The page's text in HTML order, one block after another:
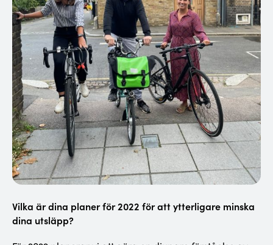
Vilka är dina planer för 2022 för att ytterligare minska
dina utsläpp?